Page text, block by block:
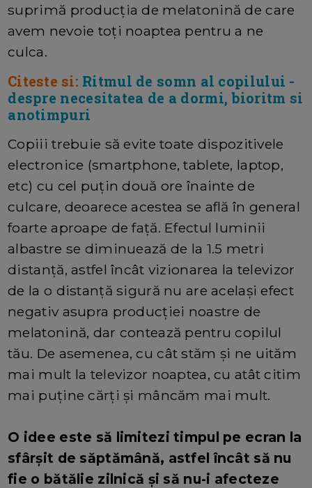
suprimă producția de melatonină de care
avem nevoie toți noaptea pentru a ne
culca.
Citeste si: Ritmul de somn al copilului -
despre necesitatea de a dormi, bioritm si
anotimpuri
Copiii trebuie să evite toate dispozitivele
electronice (smartphone, tablete, laptop,
etc) cu cel puțin două ore înainte de
culcare, deoarece acestea se află în general
foarte aproape de față. Efectul luminii
albastre se diminuează de la 1.5 metri
distanță, astfel încât vizionarea la televizor
de la o distanță sigură nu are același efect
negativ asupra producției noastre de
melatonină, dar contează pentru copilul
tău. De asemenea, cu cât stăm și ne uităm
mai mult la televizor noaptea, cu atât citim
mai puține cărți și mâncăm mai mult.
O idee este să limitezi timpul pe ecran la
sfârșit de săptămână, astfel încât să nu
fie o bătălie zilnică și să nu-i afecteze